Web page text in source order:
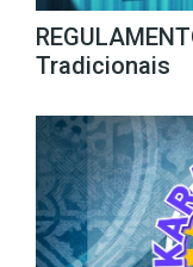
Tradicionais